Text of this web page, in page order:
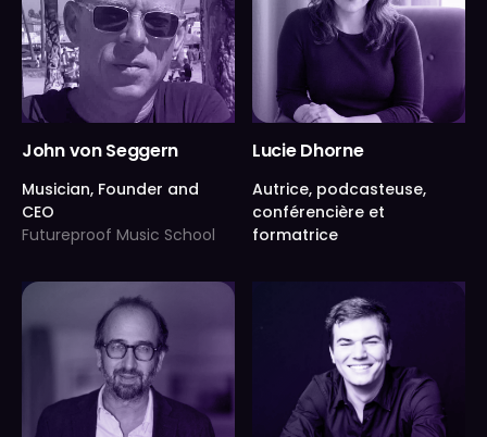
John von Seggern
Musician, Founder and
CEO
Futureproof Music School
Lucie Dhorne
Autrice, podcasteuse,
conférencière et
formatrice